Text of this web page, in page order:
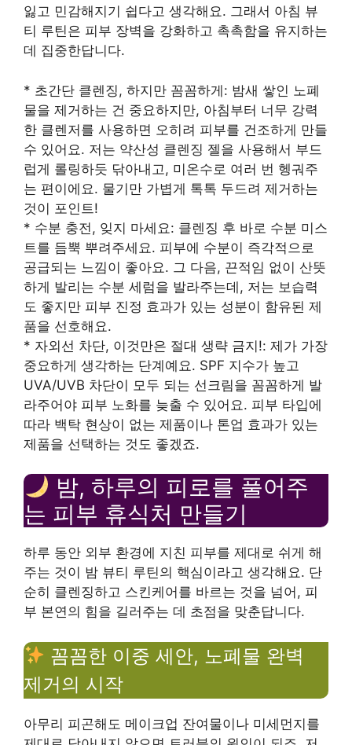
잃고 민감해지기 쉽다고 생각해요. 그래서 아침 뷰
티 루틴은 피부 장벽을 강화하고 촉촉함을 유지하는
데 집중한답니다.
* 초간단 클렌징, 하지만 꼼꼼하게: 밤새 쌓인 노폐
물을 제거하는 건 중요하지만, 아침부터 너무 강력
한 클렌저를 사용하면 오히려 피부를 건조하게 만들
수 있어요. 저는 약산성 클렌징 젤을 사용해서 부드
럽게 롤링하듯 닦아내고, 미온수로 여러 번 헹궈주
는 편이에요. 물기만 가볍게 톡톡 두드려 제거하는
것이 포인트!
* 수분 충전, 잊지 마세요: 클렌징 후 바로 수분 미스
트를 듬뿍 뿌려주세요. 피부에 수분이 즉각적으로
공급되는 느낌이 좋아요. 그 다음, 끈적임 없이 산뜻
하게 발리는 수분 세럼을 발라주는데, 저는 보습력
도 좋지만 피부 진정 효과가 있는 성분이 함유된 제
품을 선호해요.
* 자외선 차단, 이것만은 절대 생략 금지!: 제가 가장
중요하게 생각하는 단계예요. SPF 지수가 높고
UVA/UVB 차단이 모두 되는 선크림을 꼼꼼하게 발
라주어야 피부 노화를 늦출 수 있어요. 피부 타입에
따라 백탁 현상이 없는 제품이나 톤업 효과가 있는
제품을 선택하는 것도 좋겠죠.
밤, 하루의 피로를 풀어주
는 피부 휴식처 만들기
하루 동안 외부 환경에 지친 피부를 제대로 쉬게 해
주는 것이 밤 뷰티 루틴의 핵심이라고 생각해요. 단
순히 클렌징하고 스킨케어를 바르는 것을 넘어, 피
부 본연의 힘을 길러주는 데 초점을 맞춘답니다.
꼼꼼한 이중 세안, 노폐물 완벽
제거의 시작
아무리 피곤해도 메이크업 잔여물이나 미세먼지를